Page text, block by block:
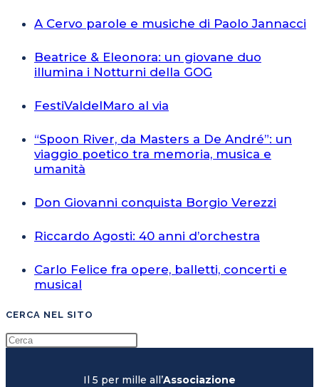
A Cervo parole e musiche di Paolo Jannacci
Beatrice & Eleonora: un giovane duo
illumina i Notturni della GOG
FestiValdelMaro al via
“Spoon River, da Masters a De André”: un
viaggio poetico tra memoria, musica e
umanità
Don Giovanni conquista Borgio Verezzi
Riccardo Agosti: 40 anni d’orchestra
Carlo Felice fra opere, balletti, concerti e
musical
CERCA NEL SITO
Il 5 per mille all’Associazione